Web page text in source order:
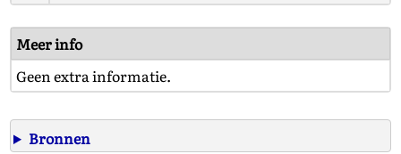
Meer info
Geen extra informatie.
Bronnen